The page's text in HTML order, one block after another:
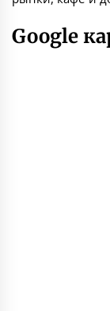
Google